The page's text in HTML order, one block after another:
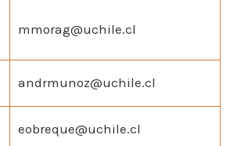
mmorag@uchile.cl
andrmunoz@uchile.cl
eobreque@uchile.cl